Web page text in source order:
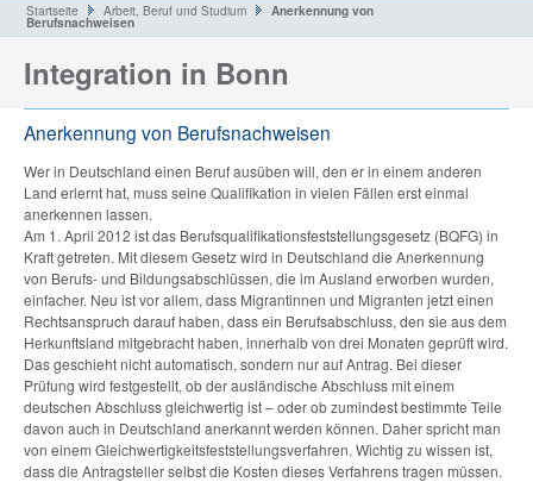
Startseite Arbeit, Beruf und Studium Anerkennung von
Berufsnachweisen
Integration in Bonn
Anerkennung von Berufsnachweisen
Wer in Deutschland einen Beruf ausüben will, den er in einem anderen
Land erlernt hat, muss seine Qualifikation in vielen Fällen erst einmal
anerkennen lassen.
Am 1. April 2012 ist das Berufsqualifikationsfeststellungsgesetz (BQFG) in
Kraft getreten. Mit diesem Gesetz wird in Deutschland die Anerkennung
von Berufs- und Bildungsabschlüssen, die im Ausland erworben wurden,
einfacher. Neu ist vor allem, dass Migrantinnen und Migranten jetzt einen
Rechtsanspruch darauf haben, dass ein Berufsabschluss, den sie aus dem
Herkunftsland mitgebracht haben, innerhalb von drei Monaten geprüft wird.
Das geschieht nicht automatisch, sondern nur auf Antrag. Bei dieser
Prüfung wird festgestellt, ob der ausländische Abschluss mit einem
deutschen Abschluss gleichwertig ist – oder ob zumindest bestimmte Teile
davon auch in Deutschland anerkannt werden können. Daher spricht man
von einem Gleichwertigkeitsfeststellungsverfahren. Wichtig zu wissen ist,
dass die Antragsteller selbst die Kosten dieses Verfahrens tragen müssen.